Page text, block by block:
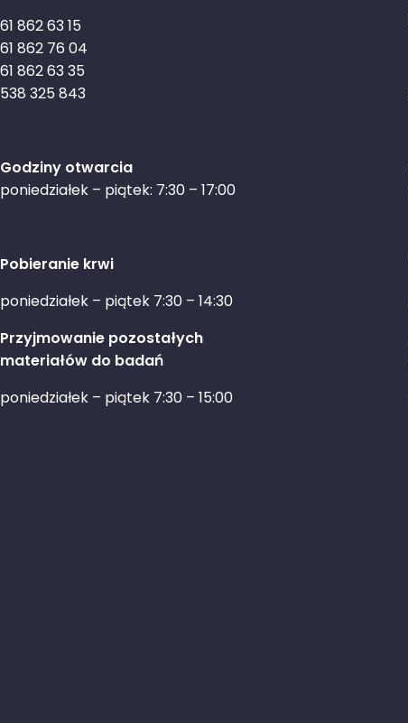
61 862 63 15
61 862 76 04
61 862 63 35
538 325 843
Godziny otwarcia
poniedziałek – piątek: 7:30 – 17:00
Pobieranie krwi
poniedziałek – piątek 7:30 – 14:30
Przyjmowanie pozostałych
materiałów do badań
poniedziałek – piątek 7:30 – 15:00